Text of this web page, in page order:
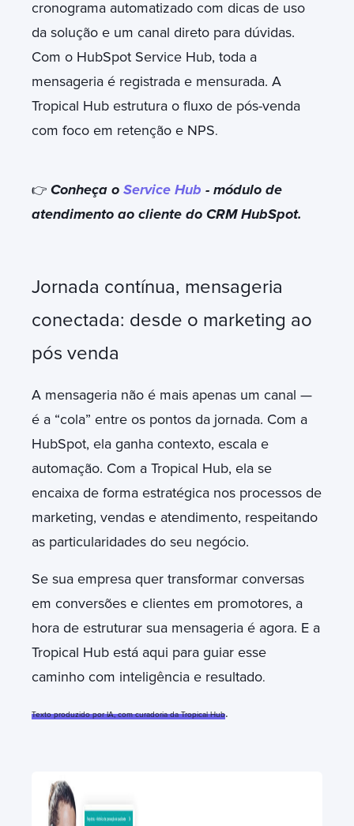
cronograma automatizado com dicas de uso
da solução e um canal direto para dúvidas.
Com o HubSpot Service Hub, toda a
mensageria é registrada e mensurada. A
Tropical Hub estrutura o fluxo de pós-venda
com foco em retenção e NPS.
👉 Conheça o Service Hub - módulo de
atendimento ao cliente do CRM HubSpot.
Jornada contínua, mensageria
conectada: desde o marketing ao
pós venda
A mensageria não é mais apenas um canal —
é a “cola” entre os pontos da jornada. Com a
HubSpot, ela ganha contexto, escala e
automação. Com a Tropical Hub, ela se
encaixa de forma estratégica nos processos de
marketing, vendas e atendimento, respeitando
as particularidades do seu negócio.
Se sua empresa quer transformar conversas
em conversões e clientes em promotores, a
hora de estruturar sua mensageria é agora. E a
Tropical Hub está aqui para guiar esse
caminho com inteligência e resultado.
Texto produzido por IA, com curadoria da Tropical Hub.